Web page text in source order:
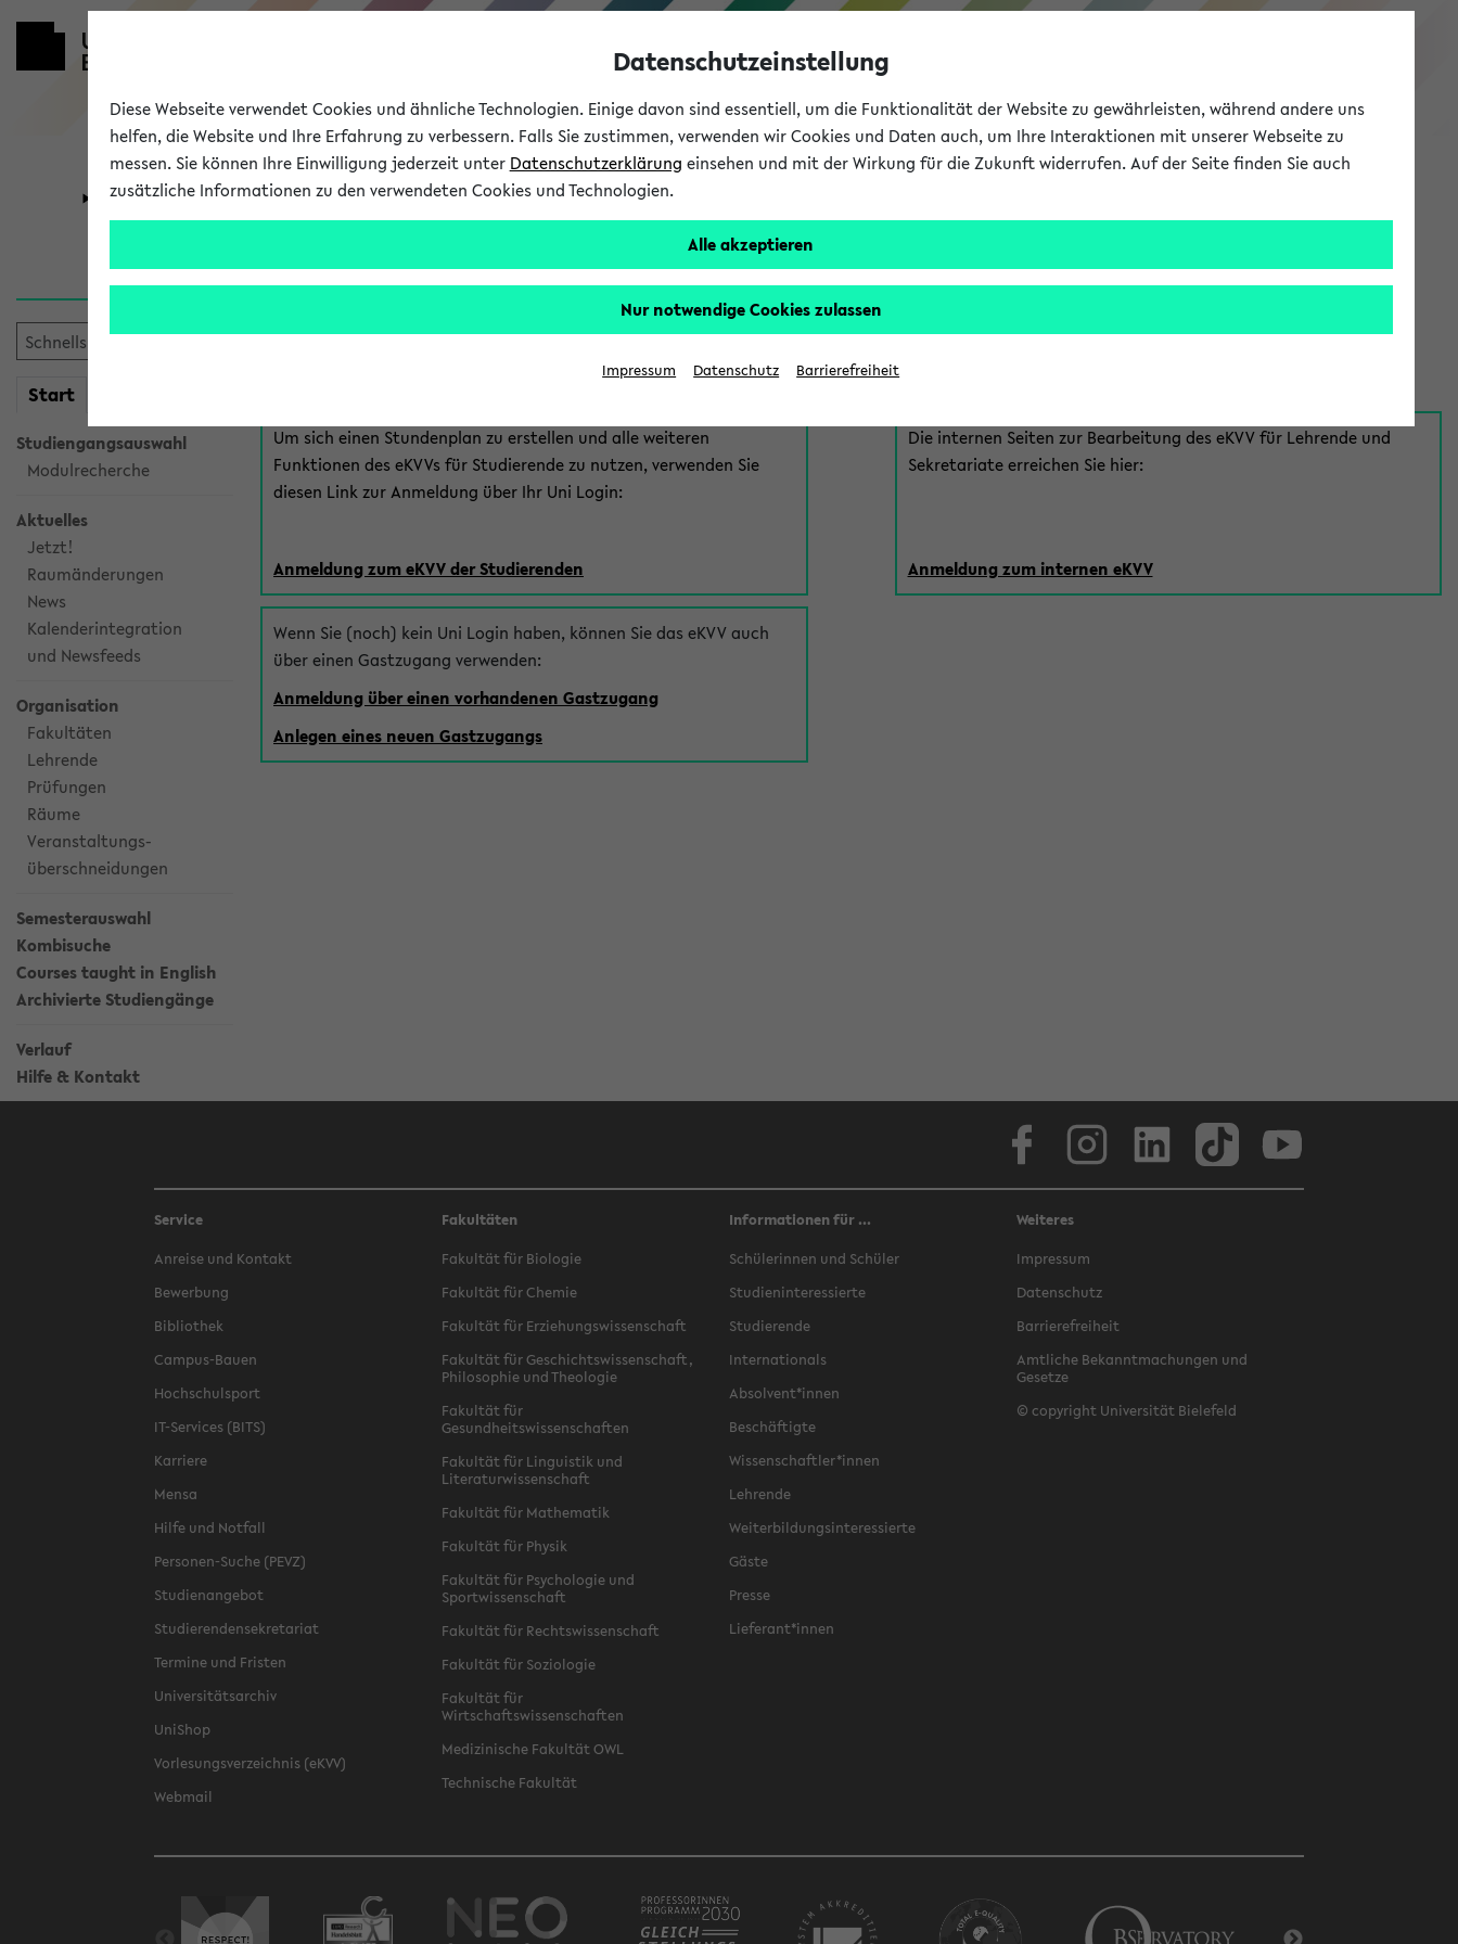
eKVV
Universität Forschung Studium
Start
Studiengangsauswahl
Modulrecherche
Aktuelles
Jetzt!
Raumänderungen
News
Kalenderintegration
und Newsfeeds
Organisation
Fakultäten
Lehrende
Prüfungen
Räume
Veranstaltungs-
überschneidungen
Semesterauswahl
Kombisuche
Courses taught in English
Archivierte Studiengänge
Verlauf
Hilfe & Kontakt
Anmeldung am eKVV
Es gibt mehrere Möglichkeiten zur Anmeldung am eKVV. Bitte wählen Sie die für Sie richtige aus:
Um sich einen Stundenplan zu erstellen und alle weiteren
Funktionen des eKVVs für Studierende zu nutzen, verwenden Sie
diesen Link zur Anmeldung über Ihr Uni Login:
Anmeldung zum eKVV der Studierenden
Wenn Sie (noch) kein Uni Login haben, können Sie das eKVV auch
über einen Gastzugang verwenden:
Anmeldung über einen vorhandenen Gastzugang
Anlegen eines neuen Gastzugangs
eKVV für Mitarbeiter*innen
Die internen Seiten zur Bearbeitung des eKVV für Lehrende und
Sekretariate erreichen Sie hier:
Anmeldung zum internen eKVV
Service
Anreise und Kontakt
Bewerbung
Bibliothek
Campus-Bauen
Hochschulsport
IT-Services (BITS)
Karriere
Mensa
Hilfe und Notfall
Personen-Suche (PEVZ)
Studienangebot
Studierendensekretariat
Termine und Fristen
Universitätsarchiv
UniShop
Vorlesungsverzeichnis (eKVV)
Webmail
Fakultäten
Fakultät für Biologie
Fakultät für Chemie
Fakultät für Erziehungswissenschaft
Fakultät für Geschichtswissenschaft,
Philosophie und Theologie
Fakultät für
Gesundheitswissenschaften
Fakultät für Linguistik und
Literaturwissenschaft
Fakultät für Mathematik
Fakultät für Physik
Fakultät für Psychologie und
Sportwissenschaft
Fakultät für Rechtswissenschaft
Fakultät für Soziologie
Fakultät für
Wirtschaftswissenschaften
Medizinische Fakultät OWL
Technische Fakultät
Informationen für ...
Schülerinnen und Schüler
Studieninteressierte
Studierende
Internationals
Absolvent*innen
Beschäftigte
Wissenschaftler*innen
Lehrende
Weiterbildungsinteressierte
Gäste
Presse
Lieferant*innen
Weiteres
Impressum
Datenschutz
Barrierefreiheit
Amtliche Bekanntmachungen und
Gesetze
© copyright Universität Bielefeld
Datenschutzeinstellung
Diese Webseite verwendet Cookies und ähnliche Technologien. Einige davon sind essentiell, um die Funktionalität der Website zu gewährleisten, während andere uns
helfen, die Website und Ihre Erfahrung zu verbessern. Falls Sie zustimmen, verwenden wir Cookies und Daten auch, um Ihre Interaktionen mit unserer Webseite zu
messen. Sie können Ihre Einwilligung jederzeit unter Datenschutzerklärung einsehen und mit der Wirkung für die Zukunft widerrufen. Auf der Seite finden Sie auch
zusätzliche Informationen zu den verwendeten Cookies und Technologien.
Alle akzeptieren
Nur notwendige Cookies zulassen
Impressum Datenschutz Barrierefreiheit